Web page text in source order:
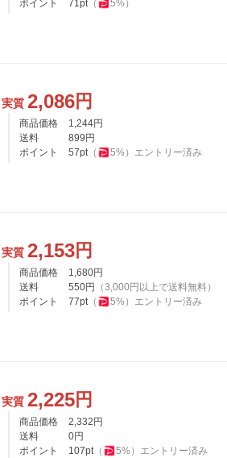
ポイント
71pt（ 5%）
実質 2,086円
商品価格 1,244円
送料
899 円
ポイント
57pt（ 5%） エントリー済み
実質 2,153円
商品価格 1,680円
送料
550円 （3,000 円以上で送料無料）
ポイント
77pt（ 5%） エントリー済み
実質 2,225円
商品価格 2,332 円
送料
0円
ポイント
107pt（ 5%） エントリー済み